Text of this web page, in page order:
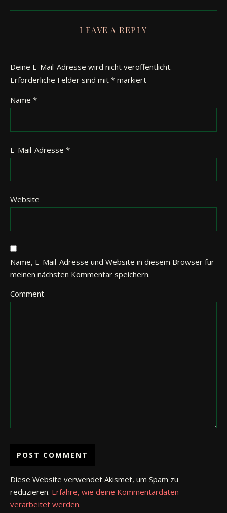
LEAVE A REPLY
Deine E-Mail-Adresse wird nicht veröffentlicht.
Erforderliche Felder sind mit * markiert
Name *
E-Mail-Adresse *
Website
Name, E-Mail-Adresse und Website in diesem Browser für
meinen nächsten Kommentar speichern.
Comment
Diese Website verwendet Akismet, um Spam zu
reduzieren. Erfahre, wie deine Kommentardaten
verarbeitet werden.